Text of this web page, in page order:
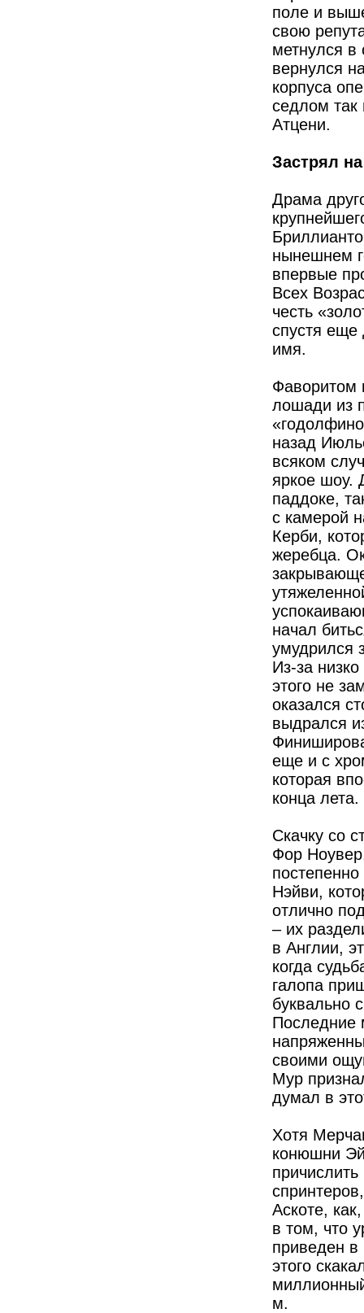
поле и
свою
метнулся в
вернулся
корпуса
седлом так
Атцени.
Застрял
Драма
нынешнем
впервые
Всех
честь
спустя еще
имя.
Фаворитом
лошади из
назад
всяком
яркое шоу.
паддоке,
с камерой
Керби,
жеребца.
начал
умудрился
Из-за
этого не
оказался
выдрался
еще и с
которая
конца лета.
Скачку со
Фор
Нэйви,
отлично
– их
в Англии,
когда
галопа
буквально
Последние
своими
Мур
думал в
Хотя
конюшни
Аскоте,
в том, что
приведен
этого
м.